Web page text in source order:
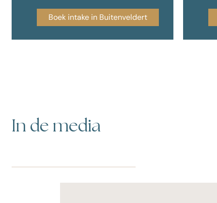
Boek intake in Buitenveldert
In de media